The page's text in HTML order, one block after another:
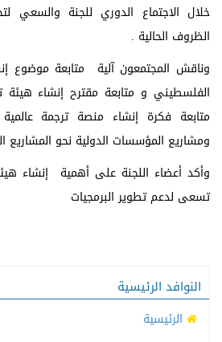
خلال الاجتماع الدوري للجنة
الظروف الحالية .
وناقش المجتمعون آلية متابعة موضوع
الفلسطيني و متابعة مقترح إنشاء هيئة
متابعة فكرة إنشاء منصة ترجمة
ومشاريع المؤسسات الدولية نحو المشاريع
وأكد أعضاء اللجنة على أهمية إنشاء
تسعى لدعم تطوير البرمجيات
النوافد الرئيسية
الرئيسية